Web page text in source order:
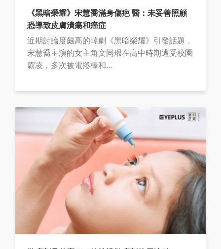
《黑暗榮耀》宋慧喬滿身傷疤 醫：未妥善照顧
恐導致皮膚潰瘍和癌症
近期討論度飆高的韓劇《黑暗榮耀》引發話題，
宋慧喬主演的女主角文同珢在高中時期遭受校園
霸凌，多次被電捲棒和...